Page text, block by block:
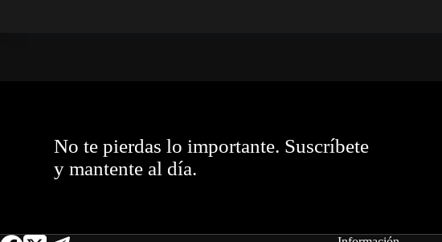
No te pierdas lo importante. Suscríbete
y mantente al día.